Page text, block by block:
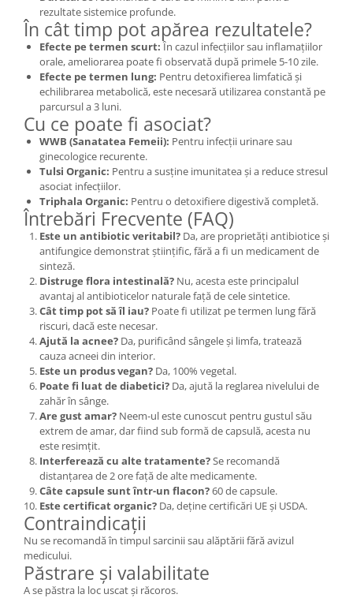
rezultate sistemice profunde.
În cât timp pot apărea rezultatele?
Efecte pe termen scurt: În cazul infecțiilor sau inflamațiilor
orale, ameliorarea poate fi observată după primele 5-10 zile.
Efecte pe termen lung: Pentru detoxifierea limfatică și
echilibrarea metabolică, este necesară utilizarea constantă pe
parcursul a 3 luni.
Cu ce poate fi asociat?
WWB (Sanatatea Femeii): Pentru infecții urinare sau
ginecologice recurente.
Tulsi Organic: Pentru a susține imunitatea și a reduce stresul
asociat infecțiilor.
Triphala Organic: Pentru o detoxifiere digestivă completă.
Întrebări Frecvente (FAQ)
Este un antibiotic veritabil? Da, are proprietăți antibiotice și
antifungice demonstrat științific, fără a fi un medicament de
sinteză.
Distruge flora intestinală? Nu, acesta este principalul
avantaj al antibioticelor naturale față de cele sintetice.
Cât timp pot să îl iau? Poate fi utilizat pe termen lung fără
riscuri, dacă este necesar.
Ajută la acnee? Da, purificând sângele și limfa, tratează
cauza acneei din interior.
Este un produs vegan? Da, 100% vegetal.
Poate fi luat de diabetici? Da, ajută la reglarea nivelului de
zahăr în sânge.
Are gust amar? Neem-ul este cunoscut pentru gustul său
extrem de amar, dar fiind sub formă de capsulă, acesta nu
este resimțit.
Interferează cu alte tratamente?Se recomandă
distanțarea de 2 ore față de alte medicamente.
Câte capsule sunt într-un flacon?60 de capsule.
Este certificat organic? Da, deține certificări UE și USDA.
Contraindicații
Nu se recomandă în timpul sarcinii sau alăptării fără avizul
medicului.
Păstrare și valabilitate
A se păstra la loc uscat și răcoros.